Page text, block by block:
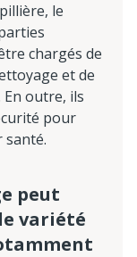
le
chargés de
et de
outre, ils
pour
santé.
peut
variété